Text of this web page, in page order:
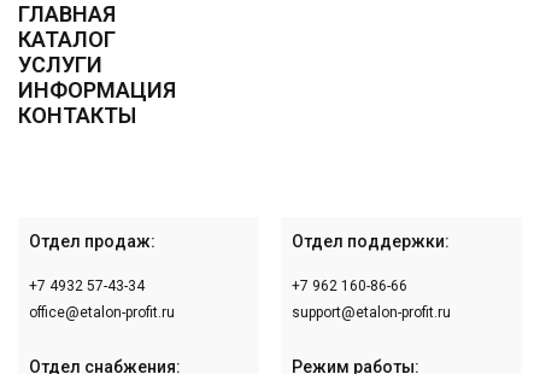
ГЛАВНАЯ
КАТАЛОГ
УСЛУГИ
ИНФОРМАЦИЯ
КОНТАКТЫ
Отдел продаж:
+7 4932 57-43-34
office@etalon-profit.ru
Отдел поддержки:
+7 962 160-86-66
support@etalon-profit.ru
Отдел снабжения: Режим работы: